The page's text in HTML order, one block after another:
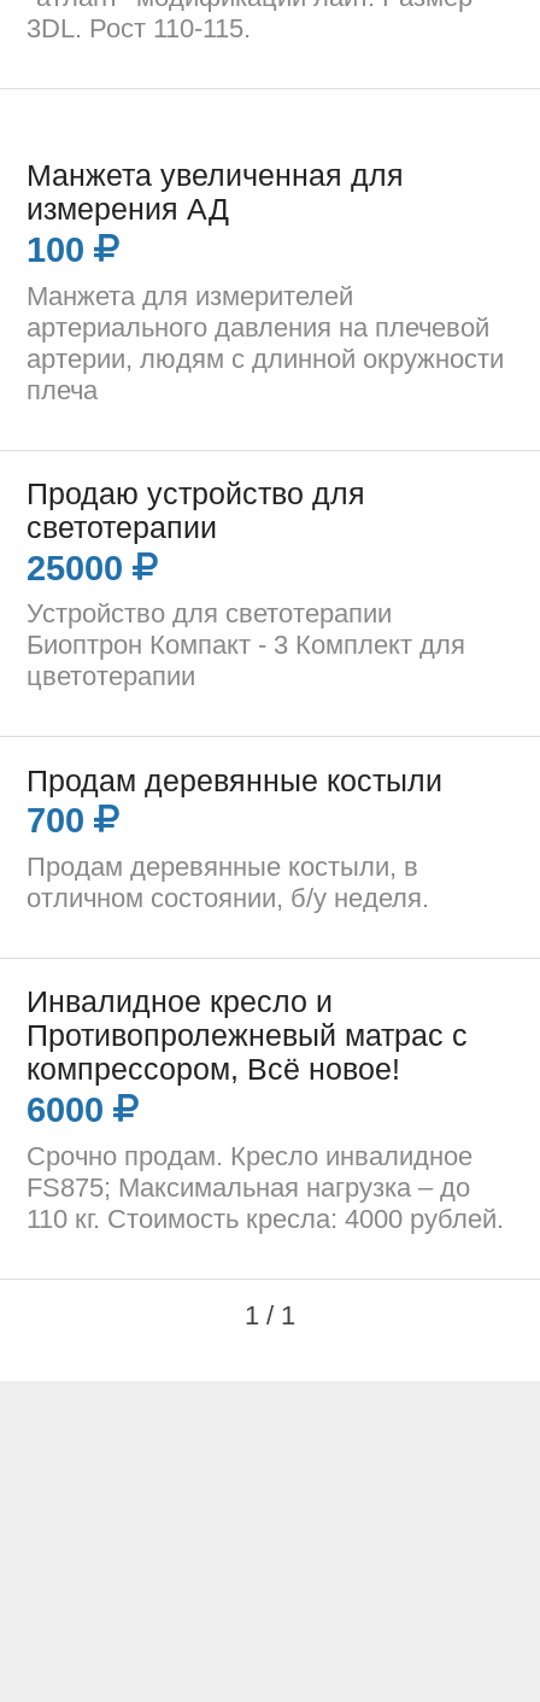
3DL. Рост 110-115.
Манжета увеличенная для
измерения АД
100
Манжета для измерителей
артериального давления на плечевой
артерии, людям с длинной окружности
плеча
Продаю устройство для
светотерапии
25000
Устройство для светотерапии
Биоптрон Компакт - 3 Комплект для
цветотерапии
Продам деревянные костыли
700
Продам деревянные костыли, в
отличном состоянии, б/у неделя.
Инвалидное кресло и
Противопролежневый матрас с
компрессором, Всё новое!
6000
Срочно продам. Кресло инвалидное
FS875; Максимальная нагрузка – до
110 кг. Стоимость кресла: 4000 рублей.
1 / 1